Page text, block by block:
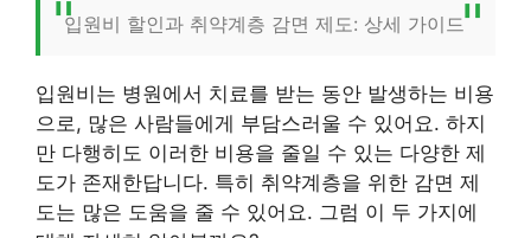
입원비 할인과 취약계층 감면 제도: 상세 가이드
입원비는 병원에서 치료를 받는 동안 발생하는 비용
으로, 많은 사람들에게 부담스러울 수 있어요. 하지
만 다행히도 이러한 비용을 줄일 수 있는 다양한 제
도가 존재한답니다. 특히 취약계층을 위한 감면 제
도는 많은 도움을 줄 수 있어요. 그럼 이 두 가지에